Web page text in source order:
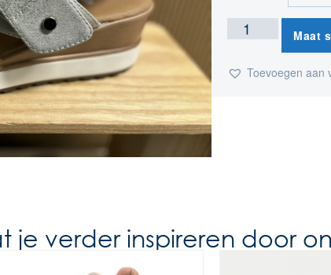
Maat
Toevoegen aan
je verder inspireren door